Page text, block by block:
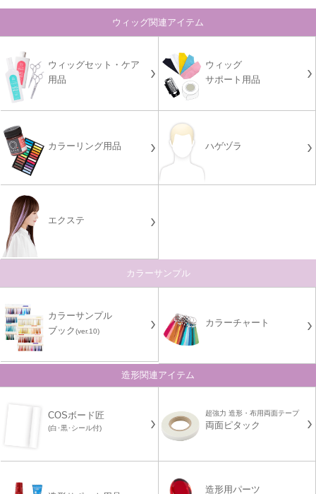
ウィッグ関連アイテム
ウィッグセット・ケア
用品
ウィッグ
サポート用品
カラーリング用品 ハゲヅラ
エクステ
カラーサンプル
カラーサンプル
ブック(ver.10)
カラーチャート
造形関連アイテム
COSボード匠
(白･黒･シール付)
超強力 造形・布用両面テープ
両面ピタック
造形用パーツ